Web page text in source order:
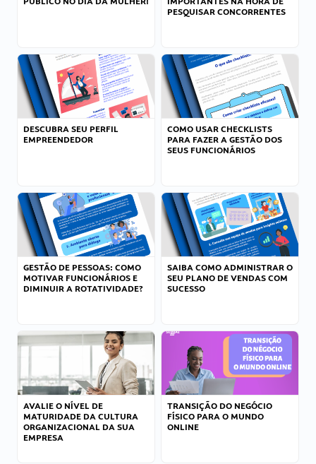
PESQUISAR CONCORRENTES
DESCUBRA SEU PERFIL
EMPREENDEDOR
COMO USAR CHECKLISTS
PARA FAZER A GESTÃO DOS
SEUS FUNCIONÁRIOS
GESTÃO DE PESSOAS: COMO
MOTIVAR FUNCIONÁRIOS E
DIMINUIR A ROTATIVIDADE?
SAIBA COMO ADMINISTRAR O
SEU PLANO DE VENDAS COM
SUCESSO
AVALIE O NÍVEL DE
MATURIDADE DA CULTURA
ORGANIZACIONAL DA SUA
EMPRESA
TRANSIÇÃO DO NEGÓCIO
FÍSICO PARA O MUNDO
ONLINE